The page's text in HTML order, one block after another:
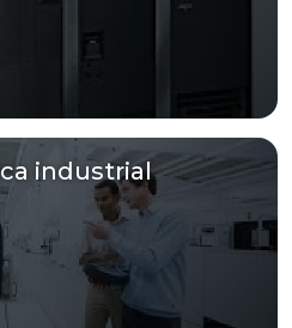
industrial